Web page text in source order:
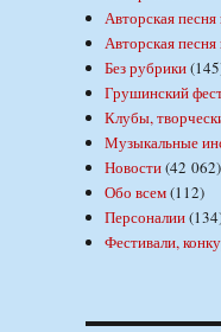
Авторская
Авторская песня
Без рубрики
Грушинский
Клубы,
Музыкальные
Новости(42 062)
Обо всем(112)
Персоналии
Фестивали,